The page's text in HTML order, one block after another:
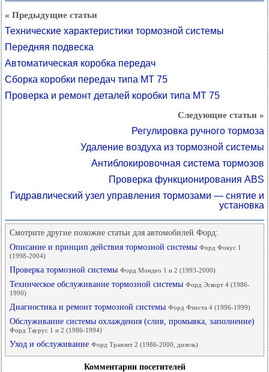
« Предыдущие статьи
Технические характеристики тормозной системы
Передняя подвеска
Автоматическая коробка передач
Сборка коробки передач типа МТ 75
Проверка и ремонт деталей коробки типа МТ 75
Следующие статьи »
Регулировка ручного тормоза
Удаление воздуха из тормозной системы
Антиблокировочная система тормозов
Проверка функционирования ABS
Гидравлический узел управления тормозами — снятие и
установка
Смотрите другие похожие статьи для автомобилей Форд:
Описание и принцип действия тормозной системы Форд Фокус 1
(1998-2004)
Проверка тормозной системы Форд Мондео 1 и 2 (1993-2000)
Техническое обслуживание тормозной системы Форд Эскорт 4 (1986-
1990)
Диагностика и ремонт тормозной системы Форд Фиеста 4 (1996-1999)
Обслуживание системы охлаждения (слив, промывка, заполнение)
Форд Таурус 1 и 2 (1986-1994)
Уход и обслуживание Форд Транзит 2 (1986-2000, дизель)
Комментарии посетителей